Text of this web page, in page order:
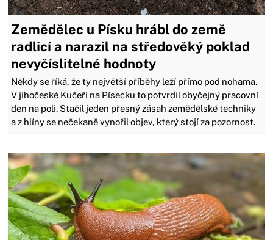
Zemědělec u Písku hrábl do země
radlicí a narazil na středověký poklad
nevyčíslitelné hodnoty
Někdy se říká, že ty největší příběhy leží přímo pod nohama.
V jihočeské Kučeři na Písecku to potvrdil obyčejný pracovní
den na poli. Stačil jeden přesný zásah zemědělské techniky
a z hlíny se nečekaně vynořil objev, který stojí za pozornost.